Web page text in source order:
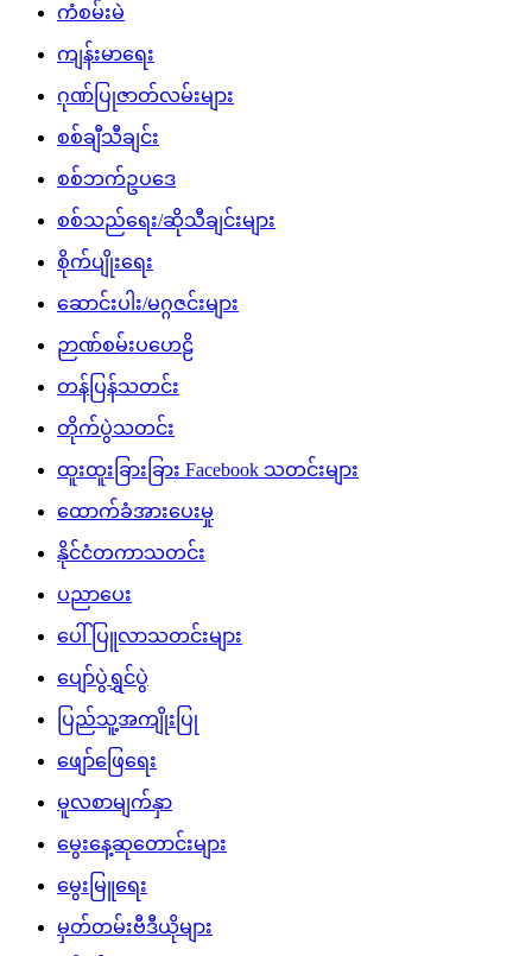
ကံစမ်းမဲ
ကျန်းမာရေး
ဂုဏ်ပြုဇာတ်လမ်းများ
စစ်ချီသီချင်း
စစ်ဘက်ဥပဒေ
စစ်သည်ရေး/ဆိုသီချင်းများ
စိုက်ပျိုးရေး
ဆောင်းပါး/မဂ္ဂဇင်းများ
ဉာဏ်စမ်းပဟေဠိ
တန်ပြန်သတင်း
တိုက်ပွဲသတင်း
ထူးထူးခြားခြား Facebook သတင်းများ
ထောက်ခံအားပေးမှု
နိုင်ငံတကာသတင်း
ပညာပေး
ပေါ်ပြူလာသတင်းများ
ပျော်ပွဲရွှင်ပွဲ
ပြည်သူ့အကျိုးပြု
ဖျော်ဖြေရေး
မူလစာမျက်နှာ
မွေးနေ့ဆုတောင်းများ
မွေးမြူရေး
မှတ်တမ်းဗီဒီယိုများ